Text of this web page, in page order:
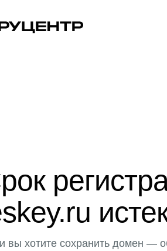
вы хотите сохранить домен —